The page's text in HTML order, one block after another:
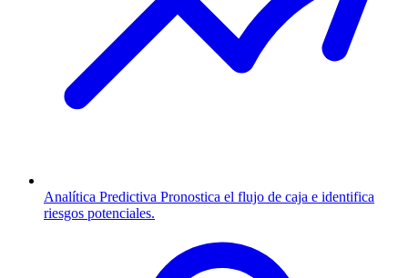
Analítica Predictiva Pronostica el flujo de caja e identifica
riesgos potenciales.